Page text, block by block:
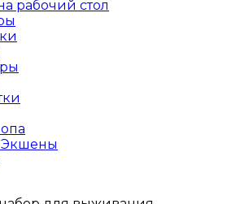
рабочий стол
Экшены